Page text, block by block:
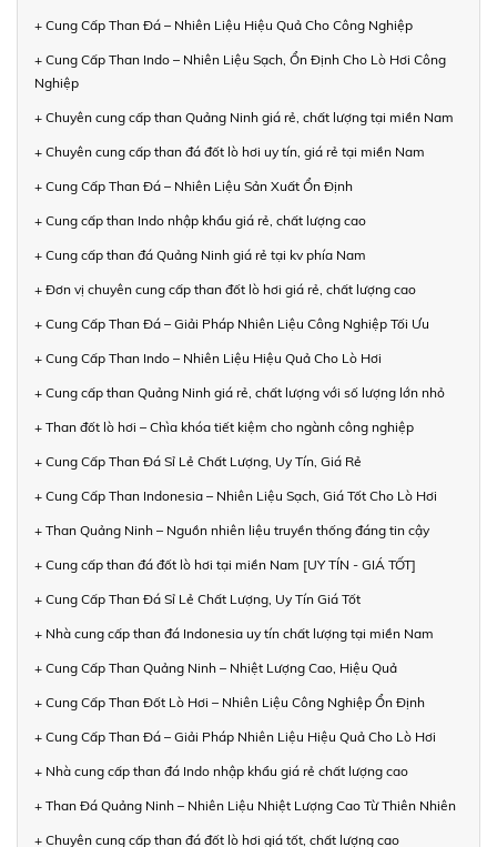
+ Cung Cấp Than Đá – Nhiên Liệu Hiệu Quả Cho Công Nghiệp
+ Cung Cấp Than Indo – Nhiên Liệu Sạch, Ổn Định Cho Lò Hơi Công
Nghiệp
+ Chuyên cung cấp than Quảng Ninh giá rẻ, chất lượng tại miền Nam
+ Chuyên cung cấp than đá đốt lò hơi uy tín, giá rẻ tại miền Nam
+ Cung Cấp Than Đá – Nhiên Liệu Sản Xuất Ổn Định
+ Cung cấp than Indo nhập khẩu giá rẻ, chất lượng cao
+ Cung cấp than đá Quảng Ninh giá rẻ tại kv phía Nam
+ Đơn vị chuyên cung cấp than đốt lò hơi giá rẻ, chất lượng cao
+ Cung Cấp Than Đá – Giải Pháp Nhiên Liệu Công Nghiệp Tối Ưu
+ Cung Cấp Than Indo – Nhiên Liệu Hiệu Quả Cho Lò Hơi
+ Cung cấp than Quảng Ninh giá rẻ, chất lượng với số lượng lớn nhỏ
+ Than đốt lò hơi – Chìa khóa tiết kiệm cho ngành công nghiệp
+ Cung Cấp Than Đá Sỉ Lẻ Chất Lượng, Uy Tín, Giá Rẻ
+ Cung Cấp Than Indonesia – Nhiên Liệu Sạch, Giá Tốt Cho Lò Hơi
+ Than Quảng Ninh – Nguồn nhiên liệu truyền thống đáng tin cậy
+ Cung cấp than đá đốt lò hơi tại miền Nam [UY TÍN - GIÁ TỐT]
+ Cung Cấp Than Đá Sỉ Lẻ Chất Lượng, Uy Tín Giá Tốt
+ Nhà cung cấp than đá Indonesia uy tín chất lượng tại miền Nam
+ Cung Cấp Than Quảng Ninh – Nhiệt Lượng Cao, Hiệu Quả
+ Cung Cấp Than Đốt Lò Hơi – Nhiên Liệu Công Nghiệp Ổn Định
+ Cung Cấp Than Đá – Giải Pháp Nhiên Liệu Hiệu Quả Cho Lò Hơi
+ Nhà cung cấp than đá Indo nhập khẩu giá rẻ chất lượng cao
+ Than Đá Quảng Ninh – Nhiên Liệu Nhiệt Lượng Cao Từ Thiên Nhiên
+ Chuyên cung cấp than đá đốt lò hơi giá tốt, chất lượng cao